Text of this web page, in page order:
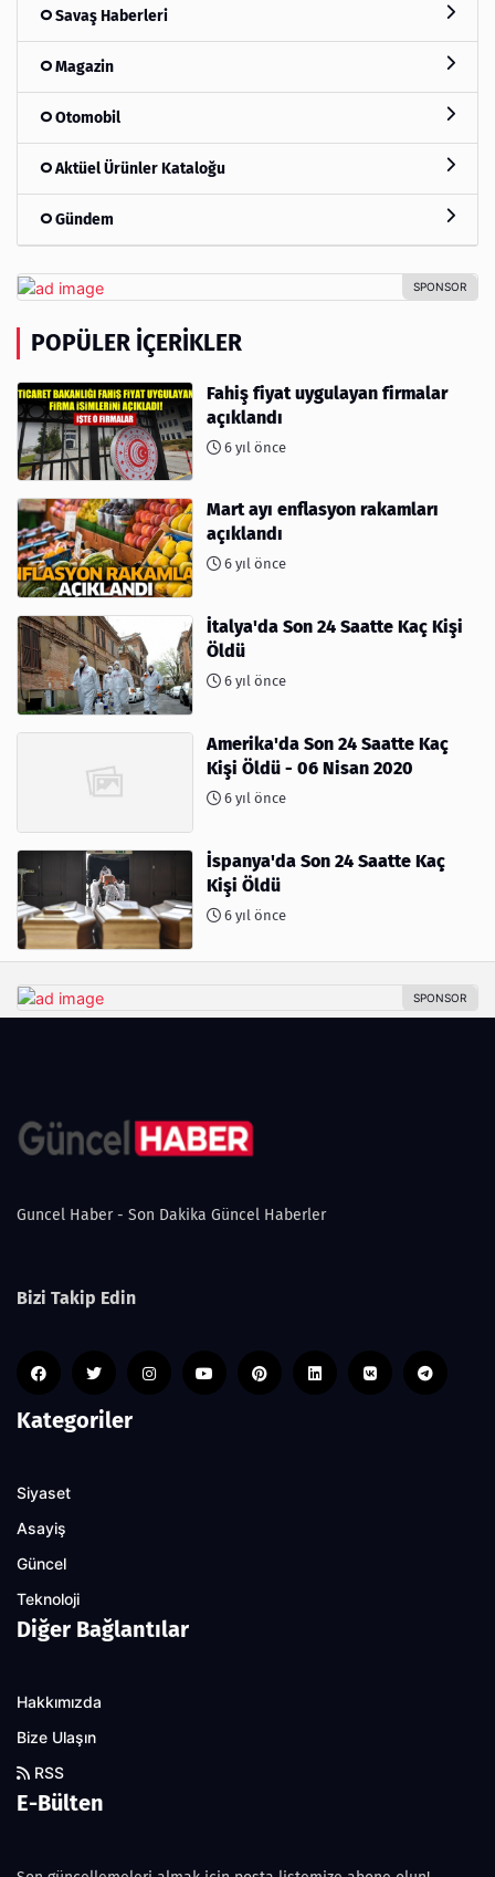
Savaş Haberleri
Magazin
Otomobil
Aktüel Ürünler Kataloğu
Gündem
POPÜLER İÇERIKLER
Fahiş fiyat uygulayan firmalar
açıklandı
6 yıl önce
Mart ayı enflasyon rakamları
açıklandı
6 yıl önce
İtalya'da Son 24 Saatte Kaç Kişi
Öldü
6 yıl önce
Amerika'da Son 24 Saatte Kaç
Kişi Öldü - 06 Nisan 2020
6 yıl önce
İspanya'da Son 24 Saatte Kaç
Kişi Öldü
6 yıl önce
Guncel Haber - Son Dakika Güncel Haberler
Bizi Takip Edin
Kategoriler
Siyaset
Asayiş
Güncel
Teknoloji
Diğer Bağlantılar
Hakkımızda
Bize Ulaşın
RSS
E-Bülten